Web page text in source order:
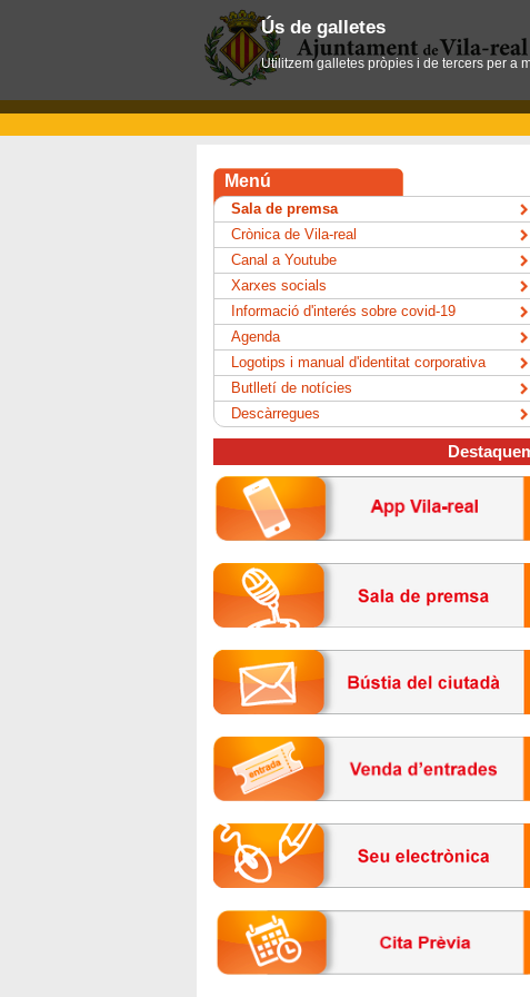
Menú
Sala de premsa
Crònica de Vila-real
Canal a Youtube
Xarxes socials
Informació d'interés sobre covid-19
Agenda
Logotips i manual d'identitat corporativa
Butlletí de notícies
Descàrregues
Ús de galletes
Utilitzem galletes pròpies i de tercers per a